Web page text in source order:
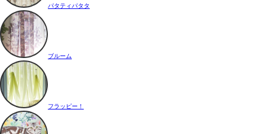
パタティパタタ
ブルーム
フラッピー！